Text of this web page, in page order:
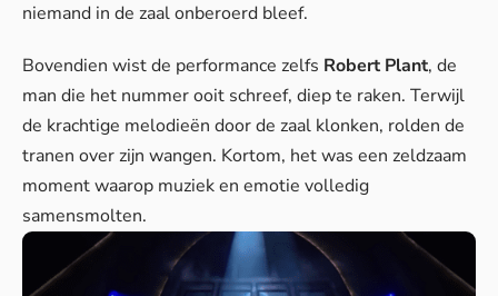
niemand in de zaal onberoerd bleef.
Bovendien wist de performance zelfs Robert Plant, de
man die het nummer ooit schreef, diep te raken. Terwijl
de krachtige melodieën door de zaal klonken, rolden de
tranen over zijn wangen. Kortom, het was een zeldzaam
moment waarop muziek en emotie volledig
samensmolten.